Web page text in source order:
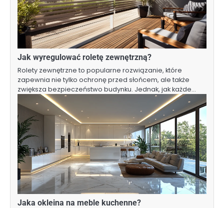
Jak wyregulować roletę zewnętrzną?
Rolety zewnętrzne to popularne rozwiązanie, które
zapewnia nie tylko ochronę przed słońcem, ale także
zwiększa bezpieczeństwo budynku. Jednak, jak każde…
Jaka okleina na meble kuchenne?